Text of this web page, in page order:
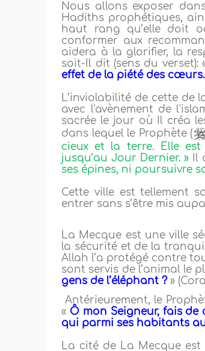
Nous allons exposer
Hadiths prophétiques,
haut rang qu’elle doit
conformer aux
aidera à la glorifier, la
soit-Il dit (sens du verset):
effet de la piété des
L’inviolabilité de cette de
avec l'avènement de
sacrée le jour où Il créa
dans lequel le Prophète (
cieux et la terre. Elle
jusqu’au Jour Dernier. » Il
ses épines, ni poursuivre
Cette ville est tellement
entrer sans s’être mis
La Mecque est une ville
la sécurité et de la
Allah l’a protégé contre
sont servis de l’animal le
gens de l’éléphant ? »
Antérieurement, le
« Ô mon Seigneur, fais
qui parmi ses habitants
La cité de La Mecque